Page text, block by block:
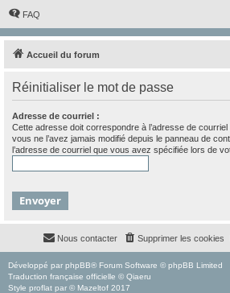
FAQ
Accueil du forum
Réinitialiser le mot de passe
Adresse de courriel :
Cette adresse doit correspondre à l’adresse de
vous ne l’avez jamais modifié depuis le panneau de
l’adresse de courriel que vous avez spécifiée lors de
Supprimer les cookies
Nous contacter
Développé par phpBB® Forum Software © phpBB Limited
Traduction française officielle © Qiaeru
Style proflat par © Mazeltof 2017